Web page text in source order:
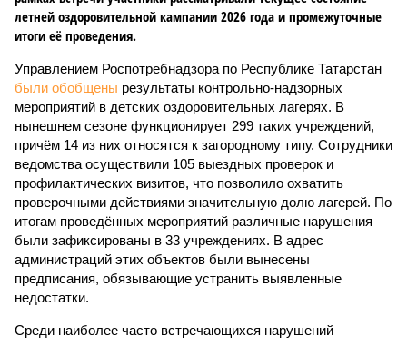
летней оздоровительной кампании 2026 года и промежуточные
итоги её проведения.
Управлением Роспотребнадзора по Республике Татарстан
были обобщены результаты контрольно-надзорных
мероприятий в детских оздоровительных лагерях. В
нынешнем сезоне функционирует 299 таких учреждений,
причём 14 из них относятся к загородному типу. Сотрудники
ведомства осуществили 105 выездных проверок и
профилактических визитов, что позволило охватить
проверочными действиями значительную долю лагерей. По
итогам проведённых мероприятий различные нарушения
были зафиксированы в 33 учреждениях. В адрес
администраций этих объектов были вынесены
предписания, обязывающие устранить выявленные
недостатки.
Среди наиболее часто встречающихся нарушений